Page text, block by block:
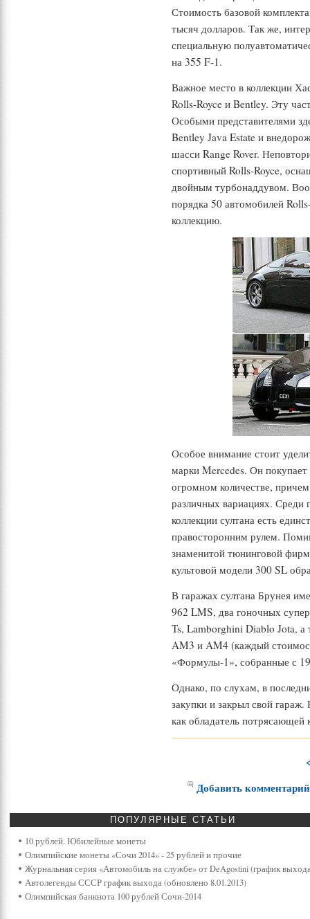
Стоимость базовой
тысяч долларов. Так же,
специальную
на 355 F-1.
Важное место в коллекции
Rolls-Royce и Bentley. Эту
Особыми представителями
Bentley Java Estate и
шасси Range Rover.
спортивный Rolls-Royce,
двойным турбонаддувом.
порядка 50 автомобилей
коллекцию.
Особое внимание стоит
марки Mercedes. Он
огромном количестве,
различных вариациях. Среди
коллекции султана есть
правосторонним рулем.
знаменитой тюнинговой
культовой модели 300 SL
В гаражах султана Брунея
962 LMS, два гоночных
Ts, Lamborghini Diablo Jota, а
AM3 и AM4 (каждый
«Формулы-1», собранные с
Однако, по слухам, в
закупки и закрыл свой
как обладатель потрясающей
Добавить комментарий
ПОПУЛЯРНЫЕ СТАТЬИ
10 рублей. Юбилейные монеты
Олимпийские монеты «Сочи 2014» - 25 рублей и прочие
Журнальная серия «Автомобиль на службе» от DeAgostini (график
Автолегенды СССР график выхода (обновлено 8.01.2013)
Олимпийская банкнота 100 рублей Сочи-2014